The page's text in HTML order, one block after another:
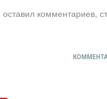
комментариев,